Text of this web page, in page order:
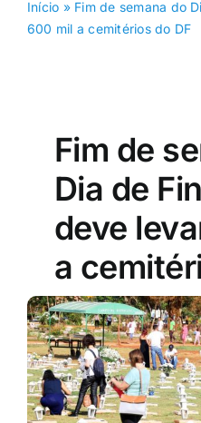
Início » Fim de semana do
600 mil a cemitérios do DF
Fim de
Dia de
deve
a